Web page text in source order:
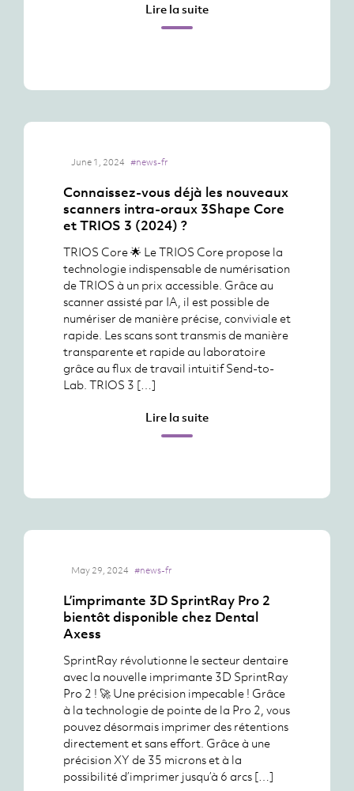
Lire la suite
June 1, 2024 #news-fr
Connaissez-vous déjà les nouveaux
scanners intra-oraux 3Shape Core
et TRIOS 3 (2024) ?
TRIOS Core 🌟 Le TRIOS Core propose la
technologie indispensable de numérisation
de TRIOS à un prix accessible. Grâce au
scanner assisté par IA, il est possible de
numériser de manière précise, conviviale et
rapide. Les scans sont transmis de manière
transparente et rapide au laboratoire
grâce au flux de travail intuitif Send-to-
Lab. TRIOS 3 […]
Lire la suite
May 29, 2024 #news-fr
L’imprimante 3D SprintRay Pro 2
bientôt disponible chez Dental
Axess
SprintRay révolutionne le secteur dentaire
avec la nouvelle imprimante 3D SprintRay
Pro 2 ! 🚀 Une précision impecable ! Grâce
à la technologie de pointe de la Pro 2, vous
pouvez désormais imprimer des rétentions
directement et sans effort. Grâce à une
précision XY de 35 microns et à la
possibilité d’imprimer jusqu’à 6 arcs […]